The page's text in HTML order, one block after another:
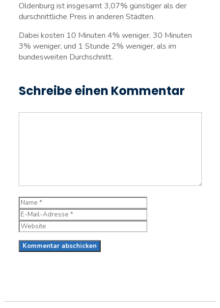
Oldenburg ist insgesamt 3,07% günstiger als der
durschnittliche Preis in anderen Städten.
Dabei kosten 10 Minuten 4% weniger, 30 Minuten
3% weniger, und 1 Stunde 2% weniger, als im
bundesweiten Durchschnitt.
Schreibe einen Kommentar
Name
Mail-
Adresse